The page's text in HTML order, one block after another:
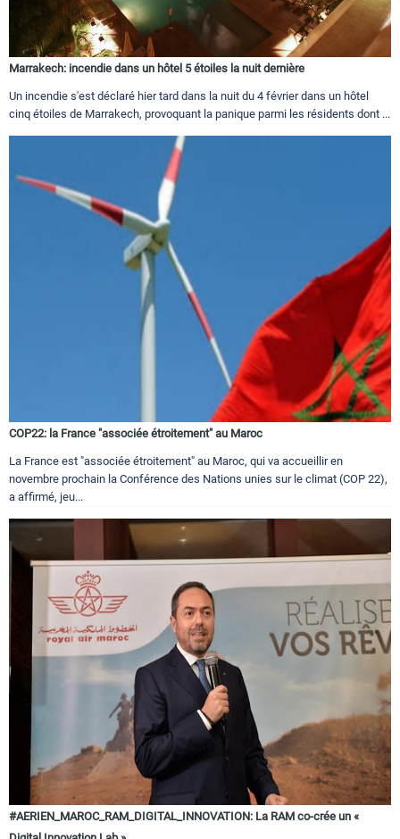
Marrakech: incendie dans un hôtel 5 étoiles la nuit dernière
Un incendie s'est déclaré hier tard dans la nuit du 4 février dans un hôtel
cinq étoiles de Marrakech, provoquant la panique parmi les résidents dont ...
COP22: la France "associée étroitement" au Maroc
La France est "associée étroitement" au Maroc, qui va accueillir en
novembre prochain la Conférence des Nations unies sur le climat (COP 22),
a affirmé, jeu...
#AERIEN_MAROC_RAM_DIGITAL_INNOVATION: La RAM co-crée un «